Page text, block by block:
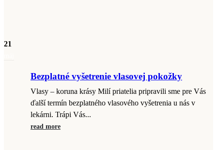
21
Bezplatné vyšetrenie vlasovej pokožky
Vlasy – koruna krásy Milí priatelia pripravili sme pre Vás
ďalší termín bezplatného vlasového vyšetrenia u nás v
lekárni. Trápi Vás...
read more